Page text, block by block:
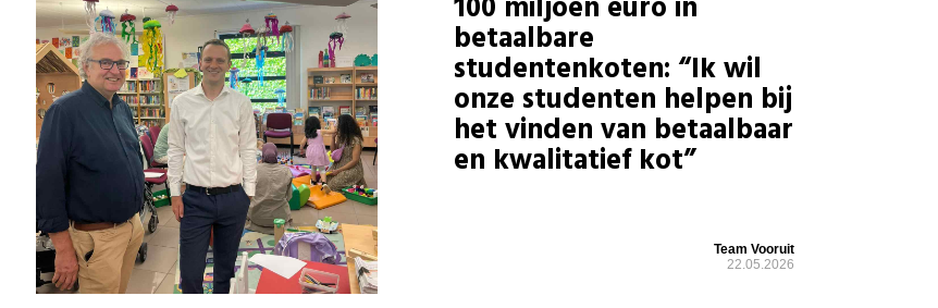
100 miljoen euro in
betaalbare
studentenkoten: “Ik wil
onze studenten helpen bij
het vinden van betaalbaar
en kwalitatief kot”
Team Vooruit
22.05.2026